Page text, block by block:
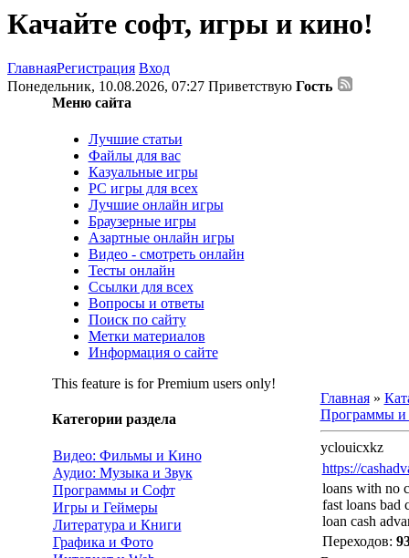
Качайте софт, игры и кино!
ГлавнаяРегистрация Вход
Понедельник, 10.08.2026, 07:27 Приветствую Гость
Меню сайта
Лучшие статьи
Файлы для вас
Казуальные игры
PC игры для всех
Лучшие онлайн игры
Браузерные игры
Азартные онлайн игры
Видео - смотреть онлайн
Тесты онлайн
Ссылки для всех
Вопросы и ответы
Поиск по сайту
Метки материалов
Информация о сайте
This feature is for Premium users only!
Категории раздела
Видео: Фильмы и Кино
Аудио: Музыка и Звук
Программы и Софт
Игры и Геймеры
Литература и Книги
Графика и Фото
Главная»
Программы и
yclouicxkz
https://
loans with no
fast loans bad
loan cash
Переходов: